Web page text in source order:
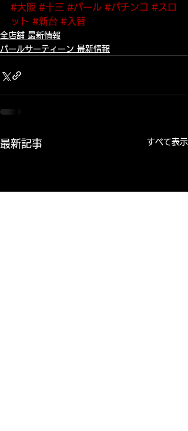
#大阪 #十三 #パール #パチンコ #スロ
ット #新台 #入替
全店舗 最新情報
パールサーティーン 最新情報
最新記事 すべて表示